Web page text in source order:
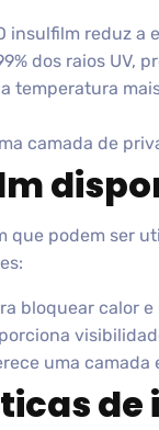
insulfilm reduz a
dos raios UV,
a temperatura
camada de
que podem ser
bloquear calor
uma
de